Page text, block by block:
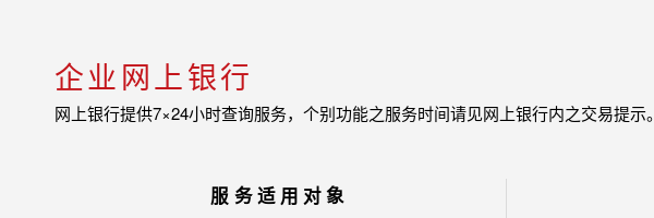
企业网上银行
网上银行提供7×24小时查询服务，个别功能之服务时间请见网上银行内之交易提示。
服务适用对象